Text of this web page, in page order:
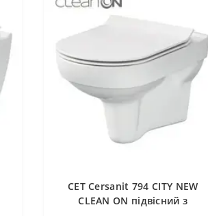
CET Cersanit 794 CITY NEW
CLEAN ON підвісний з